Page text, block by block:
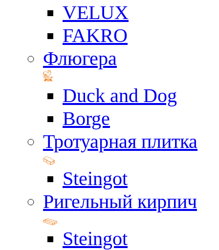
VELUX
FAKRO
Флюгера
Duck and Dog
Borge
Тротуарная плитка
Steingot
Ригельный кирпич
Steingot